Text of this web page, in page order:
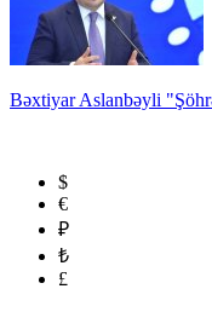
Bəxtiyar Aslanbəyli
$
€
₽
₺
£